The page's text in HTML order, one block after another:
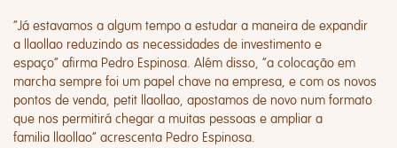
“Já estavamos a algum tempo a estudar a maneira de expandir
a llaollao reduzindo as necessidades de investimento e
espaço” afirma Pedro Espinosa. Além disso, “a colocação em
marcha sempre foi um papel chave na empresa, e com os novos
pontos de venda, petit llaollao, apostamos de novo num formato
que nos permitirá chegar a muitas pessoas e ampliar a
familia llaollao” acrescenta Pedro Espinosa.